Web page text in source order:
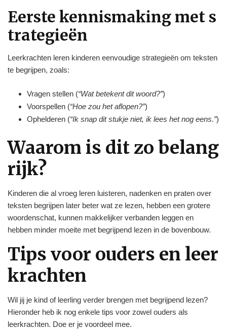
Eerste kennismaking met s
trategieën
Leerkrachten leren kinderen eenvoudige strategieën om teksten
te begrijpen, zoals:
Vragen stellen (“Wat betekent dit woord?”)
Voorspellen (“Hoe zou het aflopen?”)
Ophelderen (“Ik snap dit stukje niet, ik lees het nog eens.”)
Waarom is dit zo belang
rijk?
Kinderen die al vroeg leren luisteren, nadenken en praten over
teksten begrijpen later beter wat ze lezen, hebben een grotere
woordenschat, kunnen makkelijker verbanden leggen en
hebben minder moeite met begrijpend lezen in de bovenbouw.
Tips voor ouders en leer
krachten
Wil jij je kind of leerling verder brengen met begrijpend lezen?
Hieronder heb ik nog enkele tips voor zowel ouders als
leerkrachten. Doe er je voordeel mee.